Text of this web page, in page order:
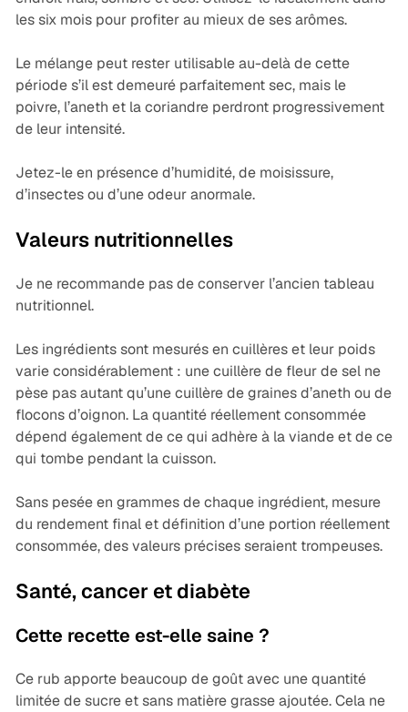
les six mois pour profiter au mieux de ses arômes.
Le mélange peut rester utilisable au-delà de cette
période s’il est demeuré parfaitement sec, mais le
poivre, l’aneth et la coriandre perdront progressivement
de leur intensité.
Jetez-le en présence d’humidité, de moisissure,
d’insectes ou d’une odeur anormale.
Valeurs nutritionnelles
Je ne recommande pas de conserver l’ancien tableau
nutritionnel.
Les ingrédients sont mesurés en cuillères et leur poids
varie considérablement : une cuillère de fleur de sel ne
pèse pas autant qu’une cuillère de graines d’aneth ou de
flocons d’oignon. La quantité réellement consommée
dépend également de ce qui adhère à la viande et de ce
qui tombe pendant la cuisson.
Sans pesée en grammes de chaque ingrédient, mesure
du rendement final et définition d’une portion réellement
consommée, des valeurs précises seraient trompeuses.
Santé, cancer et diabète
Cette recette est-elle saine ?
Ce rub apporte beaucoup de goût avec une quantité
limitée de sucre et sans matière grasse ajoutée. Cela ne